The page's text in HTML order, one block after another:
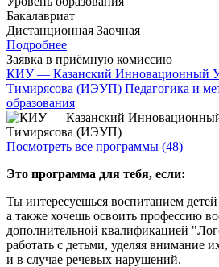
Бакалавриат
Дистанционная Заочная
Подробнее
Заявка в приёмную комиссию
КИУ — Казанский Инновационный
Тимирясова (ИЭУП) Педагогика и
образования
Посмотреть все программы (48)
Это программа для тебя, если:
Ты интересуешься воспитанием
а также хочешь освоить профессию
дополнительной квалификацией
работать с детьми, уделяя внимание
и в случае речевых нарушений.